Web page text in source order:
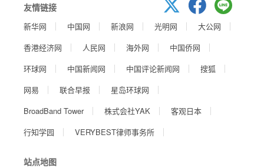
友情链接
新华网 中国网 新浪网 光明网
大公网
香港经济网
人民网 海外网
中国侨网
环球网
中国新闻网 中国评论新闻网
搜狐
网易
联合早报
星岛环球网
BroadBand Tower
株式会社YAK
客观日本
行知学园
VERYBEST律师事务所
站点地图